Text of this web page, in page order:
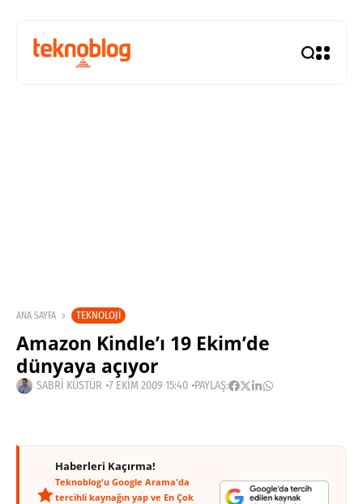
ANA SAYFA TEKNOLOJI
Amazon Kindle’ı 19 Ekim’de
dünyaya açıyor
SABRI KÜSTÜR 7 EKIM 2009 15:40 PAYLAŞ:
Haberleri Kaçırma!
Teknoblog'u Google Arama'da
tercihli kaynağın yap ve En Çok